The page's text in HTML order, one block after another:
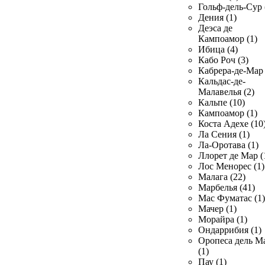
Гольф-дель-Сур
Дения (1)
Деэса де
Кампоамор (1)
Ибица (4)
Кабо Роч (3)
Кабрера-де-Мар
Кальдас-де-
Малавелья (2)
Кальпе (10)
Кампоамор (1)
Коста Адехе
Ла Сения (1)
Ла-Оротава (1)
Ллорет де Мар
Лос Менорес (1)
Малага (22)
Марбелья (41)
Мас Фуматас (1)
Мачер (1)
Морайра (1)
Ондаррибия (1)
Оропеса дель
(1)
Пау (1)